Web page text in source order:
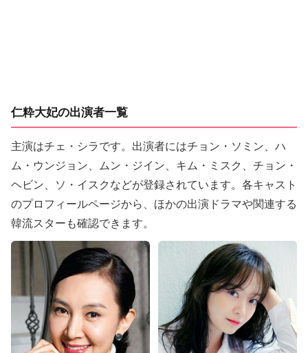
仁粋大妃の出演者一覧
主演はチェ・シラです。出演者にはチョン・ソミン、ハ
ム・ウンジョン、ムン・ジイン、キム・ミスク、チョン・
ヘビン、ソ・イスクなどが登録されています。各キャスト
のプロフィールページから、ほかの出演ドラマや関連する
韓流スターも確認できます。